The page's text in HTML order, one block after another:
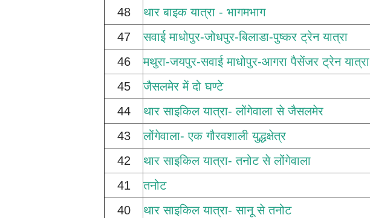
48
थार बाइक यात्रा - भागमभाग
47
सवाई माधोपुर-जोधपुर-बिलाडा-पुष्कर ट्रेन यात्रा
46
मथुरा-जयपुर-सवाई माधोपुर-आगरा पैसेंजर ट्रेन यात्रा
45
जैसलमेर में दो घण्टे
44
थार साइकिल यात्रा- लोंगेवाला से जैसलमेर
43
लोंगेवाला- एक गौरवशाली युद्धक्षेत्र
42
थार साइकिल यात्रा- तनोट से लोंगेवाला
41
तनोट
40
थार साइकिल यात्रा- सानू से तनोट